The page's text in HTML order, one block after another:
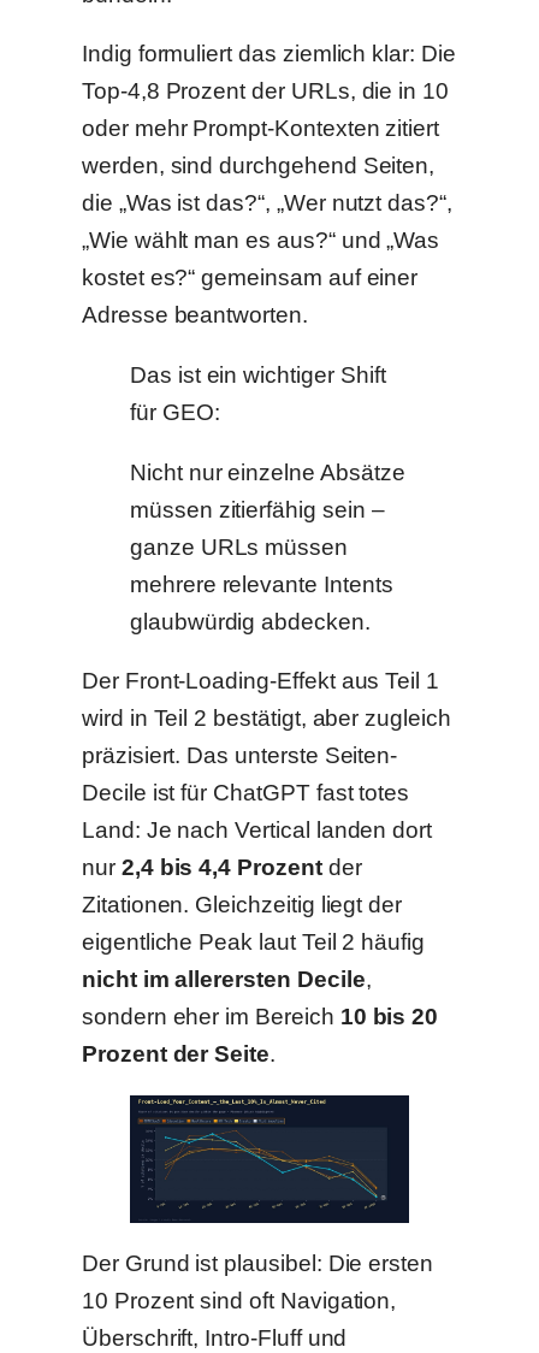
Indig formuliert das ziemlich klar: Die
Top-4,8 Prozent der URLs, die in 10
oder mehr Prompt-Kontexten zitiert
werden, sind durchgehend Seiten,
die „Was ist das?“, „Wer nutzt das?“,
„Wie wählt man es aus?“ und „Was
kostet es?“ gemeinsam auf einer
Adresse beantworten.
Das ist ein wichtiger Shift
für GEO:
Nicht nur einzelne Absätze
müssen zitierfähig sein –
ganze URLs müssen
mehrere relevante Intents
glaubwürdig abdecken.
Der Front-Loading-Effekt aus Teil 1
wird in Teil 2 bestätigt, aber zugleich
präzisiert. Das unterste Seiten-
Decile ist für ChatGPT fast totes
Land: Je nach Vertical landen dort
nur 2,4 bis 4,4 Prozentder
Zitationen. Gleichzeitig liegt der
eigentliche Peak laut Teil 2 häufig
nicht im allerersten Decile,
sondern eher im Bereich 10 bis 20
Prozent der Seite.
Der Grund ist plausibel: Die ersten
10 Prozent sind oft Navigation,
Überschrift, Intro-Fluff und